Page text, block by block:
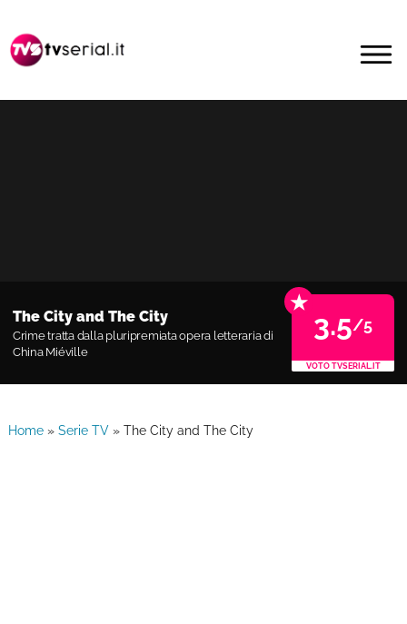
alla
navigazione
contenuto
MENU
The City and The City
Crime tratta dalla pluripremiata opera letteraria di
China Miéville
★
3.5/5
VOTO TVSERIAL.IT
Home» Serie TV» The City and The City